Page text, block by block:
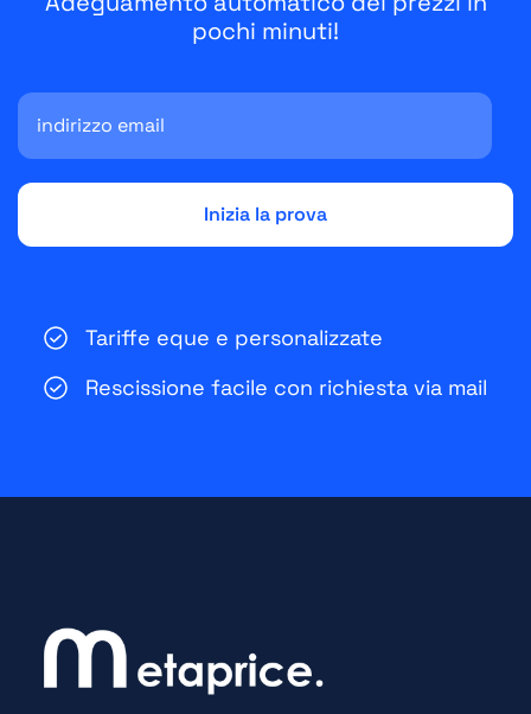
pochi minuti!
Tariffe eque e personalizzate
Rescissione facile con richiesta via mail